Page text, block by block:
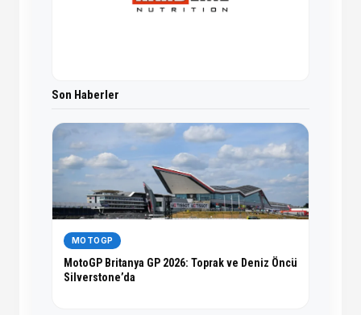
Son Haberler
MOTOGP
MotoGP Britanya GP 2026: Toprak ve Deniz Öncü
Silverstone’da